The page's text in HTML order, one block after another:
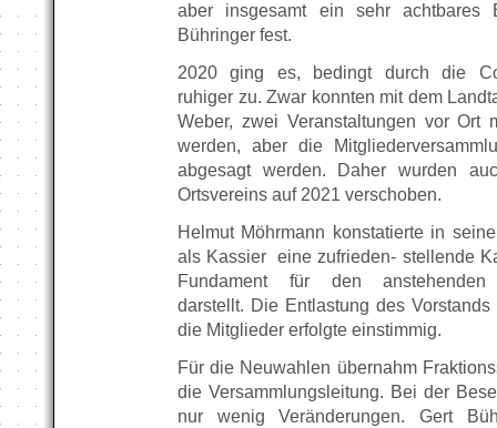
aber insgesamt ein sehr achtbares
Bühringer fest.
2020 ging es, bedingt durch die
ruhiger zu. Zwar konnten mit dem
Weber, zwei Veranstaltungen vor Ort
werden, aber die
abgesagt werden. Daher wurden
Ortsvereins auf 2021 verschoben.
Helmut Möhrmann konstatierte in
als Kassier eine zufrieden- stellende
Fundament für den anstehenden
darstellt. Die Entlastung des
die Mitglieder erfolgte einstimmig.
Für die Neuwahlen übernahm
die Versammlungsleitung. Bei der
nur wenig Veränderungen. Gert